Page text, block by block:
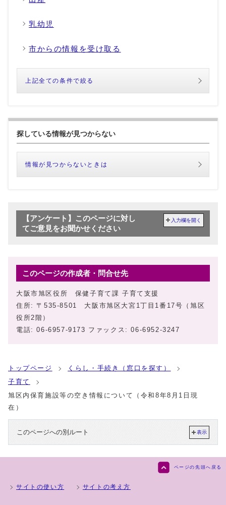
乳幼児
市からの情報を受け取る
上記全ての条件で絞る
探している情報が見つからない
情報が見つからないときは
【アンケート】このページに対し
てご意見をお聞かせください
入力欄を開く
このページの作成者・問合せ先
大阪市旭区役所 保健子育て課 子育て支援
住所: 〒535-8501 大阪市旭区大宮1丁目1番17号（旭区
役所2階）
電話: 06-6957-9173 ファックス: 06-6952-3247
トップページ
くらし・手続き（窓口を探す）
子育て
旭区内保育施設等の空き情報について（令和8年8月1日現
在）
このページへの別ルート 表示
ページの先頭へ戻る
サイトの使い方 サイトの考え方